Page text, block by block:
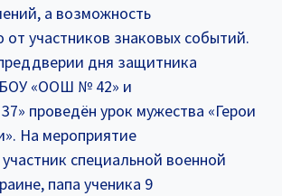
а возможность
от участников знаковых событий.
дня защитника
«ООШ № 42» и
проведён урок мужества «Герои
На мероприятие
специальной военной
папа ученика 9